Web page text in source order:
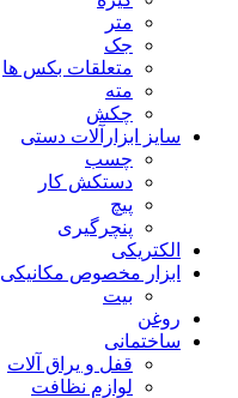
متر
جک
متعلقات بکس ها
مته
چکش
سایز ابزارآلات دستی
چسب
دستکش کار
پیچ
پنچرگیری
الکتریکی
ابزار مخصوص مکانیکی
بیت
روغن
ساختمانی
قفل و یراق آلات
لوازم نظافت